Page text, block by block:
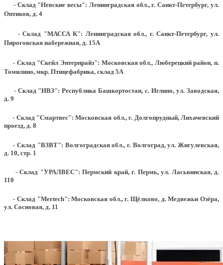
- Склад "Невские весы": Ленинградская обл., г. Санкт-Петербург, ул.
Оптиков, д. 4
- Склад "МАССА К": Ленинградская обл., г. Санкт-Петербург, ул.
Пироговская набережная, д. 15А
- Склад "Скейл Энтерпрайз": Московская обл., Люберецкий район, п.
Томилино, мкр. Птицефабрика, склад 5А
- Склад "ИВЗ": Республика Башкортостан, с. Иглино, ул. Заводская,
д. 9
- Склад "Смартвес":Московская обл., г. Долгопрудный, Лихачевский
проезд, д. 8
- Склад "ВЗВТ": Волгоградская обл., г. Волгоград, ул. Жигулевская,
д. 10, стр. 1
- Склад "УРАЛВЕС": Пермский край, г. Пермь, ул. Ласьвинская, д.
110
- Склад "Mertech": Московская обл., г. Щёлково, д. Медвежьи Озёра,
ул. Сосновая, д. 11